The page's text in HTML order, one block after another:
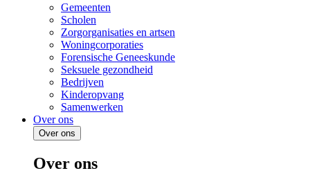
Gemeenten
Scholen
Zorgorganisaties en artsen
Woningcorporaties
Forensische Geneeskunde
Seksuele gezondheid
Bedrijven
Kinderopvang
Samenwerken
Over ons
Over ons
Over ons